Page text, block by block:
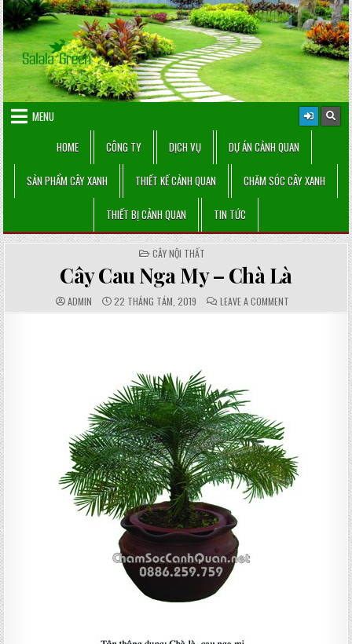
Skip
to
content
MENU
HOME
CÔNG TY DỊCH VỤ DỰ ÁN CẢNH QUAN
SẢN PHẨM CÂY XANH THIẾT KẾ CẢNH QUAN CHĂM SÓC CÂY XANH
THIẾT BỊ CẢNH QUAN TIN TỨC
POSTED
IN
CÂY NỘI THẤT
Cây Cau Nga My – Chà Là
AUTHOR:
ADMIN PUBLISHED
DATE:
22 THÁNG TÁM, 2019 COMMENTS:
LEAVE A COMMENTON
CÂY